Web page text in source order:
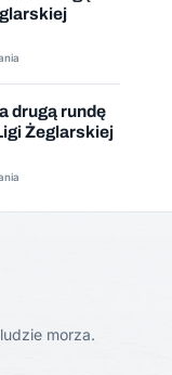
drugą rundę
Żeglarskiej
morza.